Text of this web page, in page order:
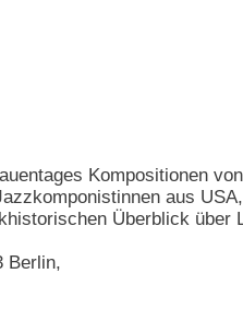
Kompositionen
aus
Überblick über
Berlin,